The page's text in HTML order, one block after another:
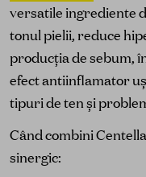
versatile ingrediente
tonul pielii, reduce
producția de sebum,
efect antiinflamator
tipuri de ten și
Când combini
sinergic: